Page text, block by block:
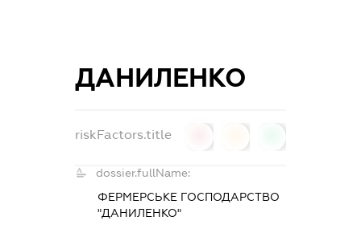
ДАНИЛЕНКО
riskFactors.title
dossier.fullName:
ФЕРМЕРСЬКЕ ГОСПОДАРСТВО
"ДАНИЛЕНКО"